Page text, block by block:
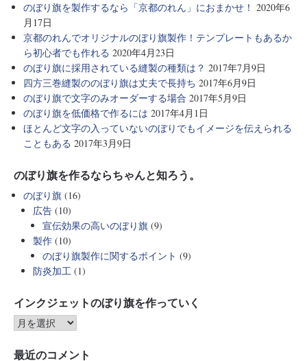
のぼり旗を製作するなら「京都のれん」におまかせ！ 2020年6
月17日
京都のれんでオリジナルのぼり旗製作！テンプレートもあるか
ら初心者でも作れる 2020年4月23日
のぼり旗に採用されている縫製の種類は？ 2017年7月9日
四方三巻縫製ののぼり旗は丈夫で長持ち 2017年6月9日
のぼり旗で文字のみオーダーする場合 2017年5月9日
のぼり旗を低価格で作るには 2017年4月1日
ほとんど文字の入っていないのぼりでもイメージを伝えられる
こともある 2017年3月9日
のぼり旗を作るならちゃんと知ろう。
のぼり旗 (16)
広告 (10)
宣伝効果の高いのぼり旗 (9)
製作 (10)
のぼり旗製作に関するポイント (9)
防炎加工 (1)
インクジェットのぼり旗を作っていく
最近のコメント